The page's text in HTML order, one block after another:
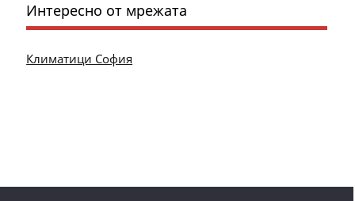
Интересно от мрежата
Климатици София